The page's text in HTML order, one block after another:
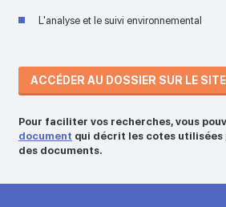
L'analyse et le suivi environnemental
ACCÉDER AU DOSSIER SUR LE
Pour faciliter vos recherches, vous
document qui décrit les cotes utilisées
des documents.